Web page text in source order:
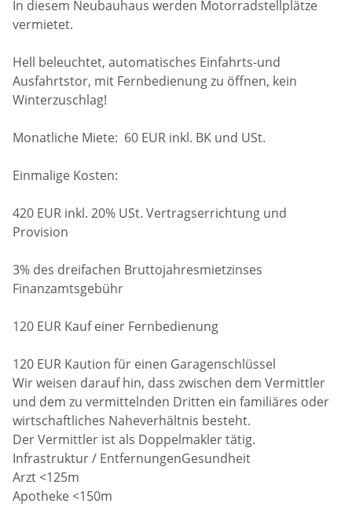
In diesem Neubauhaus werden Motorradstellplätze
vermietet.
Hell beleuchtet, automatisches Einfahrts-und
Ausfahrtstor, mit Fernbedienung zu öffnen, kein
Winterzuschlag!
Monatliche Miete: 60 EUR inkl. BK und USt.
Einmalige Kosten:
420 EUR inkl. 20% USt. Vertragserrichtung und
Provision
3% des dreifachen Bruttojahresmietzinses
Finanzamtsgebühr
120 EUR Kauf einer Fernbedienung
120 EUR Kaution für einen Garagenschlüssel
Wir weisen darauf hin, dass zwischen dem Vermittler
und dem zu vermittelnden Dritten ein familiäres oder
wirtschaftliches Naheverhältnis besteht.
Der Vermittler ist als Doppelmakler tätig.
Infrastruktur / EntfernungenGesundheit
Arzt <125m
Apotheke <150m